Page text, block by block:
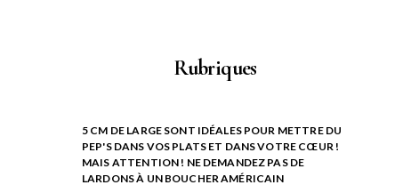
Rubriques
5 CM DE LARGE SONT IDÉALES POUR METTRE DU
PEP'S DANS VOS PLATS ET DANS VOTRE CŒUR !
MAIS ATTENTION ! NE DEMANDEZ PAS DE
LARDONS À UN BOUCHER AMÉRICAIN